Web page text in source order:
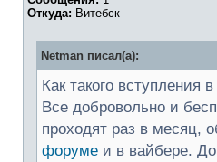
Откуда: Витебск
Netman писал(а):
Как такого вступления
Все добровольно и
проходят раз в месяц,
форуме и в вайбере.